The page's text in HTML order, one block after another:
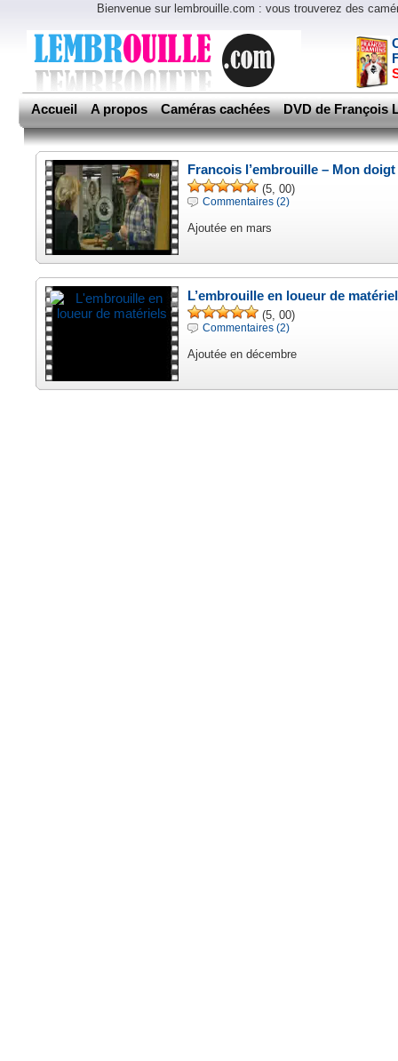
Bienvenue sur lembrouille.com : vous trouverez des
Accueil A propos Caméras cachées DVD de François
Francois l’embrouille – Mon doigt
(5, 00)
Commentaires (2)
Ajoutée en mars
L’embrouille en loueur de
(5, 00)
Commentaires (2)
Ajoutée en décembre